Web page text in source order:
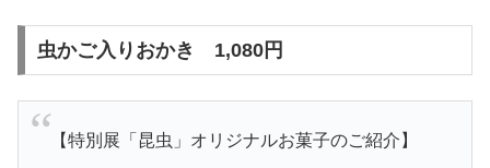
虫かご入りおかき 1,080円
【特別展「昆虫」オリジナルお菓子のご紹介】